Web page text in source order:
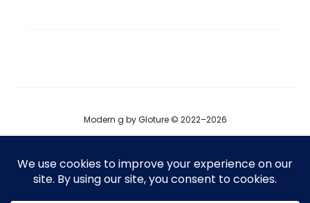
Modern g by Gloture © 2022–2026
運営会社